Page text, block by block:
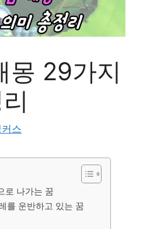
몽 29가지
커스
로 나가는 꿈
를 운반하고 있는 꿈